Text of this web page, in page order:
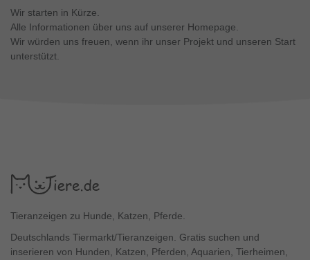
Wir starten in Kürze.
Alle Informationen über uns auf unserer Homepage.
Wir würden uns freuen, wenn ihr unser Projekt und unseren Start
unterstützt.
Tieranzeigen zu Hunde, Katzen, Pferde.
Deutschlands Tiermarkt/Tieranzeigen. Gratis suchen und
inserieren von Hunden, Katzen, Pferden, Aquarien, Tierheimen,